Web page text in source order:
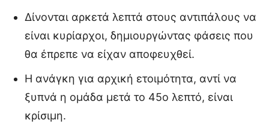
Δίνονται αρκετά λεπτά στους αντιπάλους να
είναι κυρίαρχοι, δημιουργώντας φάσεις που
θα έπρεπε να είχαν αποφευχθεί.
Η ανάγκη για αρχική ετοιμότητα, αντί να
ξυπνά η ομάδα μετά το 45ο λεπτό, είναι
κρίσιμη.